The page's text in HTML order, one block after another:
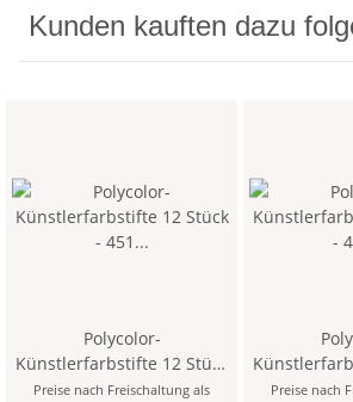
Kunden kauften dazu
Polycolor-
Künstlerfarbstifte 12 Stück
- 451 / Warm Grey 1 -
Preise nach Freischaltung als
Künstlerfarbstifte
- 453 /
Preise nach